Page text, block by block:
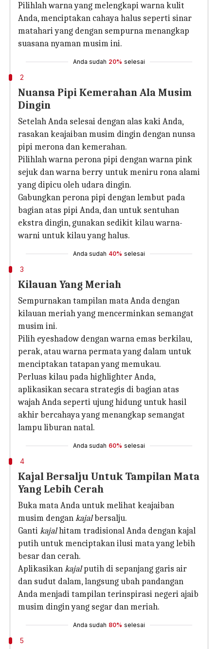
Pilihlah warna yang melengkapi warna kulit
Anda, menciptakan cahaya halus seperti sinar
matahari yang dengan sempurna menangkap
suasana nyaman musim ini.
Anda sudah 20% selesai
2
Nuansa Pipi Kemerahan Ala Musim
Dingin
Setelah Anda selesai dengan alas kaki Anda,
rasakan keajaiban musim dingin dengan nunsa
pipi merona dan kemerahan.
Pilihlah warna perona pipi dengan warna pink
sejuk dan warna berry untuk meniru rona alami
yang dipicu oleh udara dingin.
Gabungkan perona pipi dengan lembut pada
bagian atas pipi Anda, dan untuk sentuhan
ekstra dingin, gunakan sedikit kilau warna-
warni untuk kilau yang halus.
Anda sudah 40% selesai
3
Kilauan Yang Meriah
Sempurnakan tampilan mata Anda dengan
kilauan meriah yang mencerminkan semangat
musim ini.
Pilih eyeshadow dengan warna emas berkilau,
perak, atau warna permata yang dalam untuk
menciptakan tatapan yang memukau.
Perluas kilau pada highlighter Anda,
aplikasikan secara strategis di bagian atas
wajah Anda seperti ujung hidung untuk hasil
akhir bercahaya yang menangkap semangat
lampu liburan natal.
Anda sudah 60% selesai
4
Kajal Bersalju Untuk Tampilan Mata
Yang Lebih Cerah
Buka mata Anda untuk melihat keajaiban
musim dengankajalbersalju.
Gantikajalhitam tradisional Anda dengan kajal
putih untuk menciptakan ilusi mata yang lebih
besar dan cerah.
Aplikasikankajalputih di sepanjang garis air
dan sudut dalam, langsung ubah pandangan
Anda menjadi tampilan terinspirasi negeri ajaib
musim dingin yang segar dan meriah.
Anda sudah 80% selesai
5